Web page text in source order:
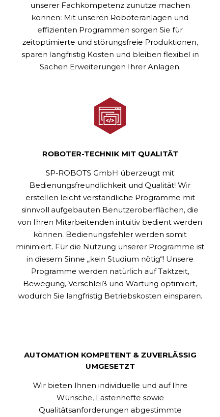
unserer Fachkompetenz zunutze machen
können: Mit unseren Roboteranlagen und
effizienten Programmen sorgen Sie für
zeitoptimierte und störungsfreie Produktionen,
sparen langfristig Kosten und bleiben flexibel in
Sachen Erweiterungen Ihrer Anlagen.
ROBOTER-TECHNIK MIT QUALITÄT
SP-ROBOTS GmbH überzeugt mit
Bedienungsfreundlichkeit und Qualität! Wir
erstellen leicht verständliche Programme mit
sinnvoll aufgebauten Benutzeroberflächen, die
von Ihren Mitarbeitenden intuitiv bedient werden
können. Bedienungsfehler werden somit
minimiert. Für die Nutzung unserer Programme ist
in diesem Sinne „kein Studium nötig“! Unsere
Programme werden natürlich auf Taktzeit,
Bewegung, Verschleiß und Wartung optimiert,
wodurch Sie langfristig Betriebskosten einsparen.
AUTOMATION KOMPETENT & ZUVERLÄSSIG
UMGESETZT
Wir bieten Ihnen individuelle und auf Ihre
Wünsche, Lastenhefte sowie
Qualitätsanforderungen abgestimmte